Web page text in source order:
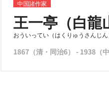
中国諸作家
王一亭（白龍
おういってい（はくりゅうさんじん
1867（清・同治6） - 1938（